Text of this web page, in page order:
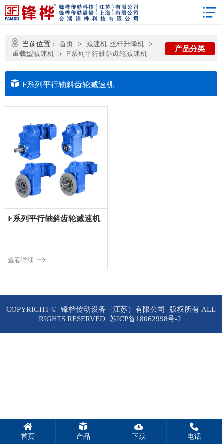
当前位置： 首页 > 减速机·丝杆升降机 >
重载型减速机 > F系列平行轴斜齿轮减速机
产品分类
F系列平行轴斜齿轮减速机
F系列平行轴斜齿轮减速机
...
查看详细
COPYRIGHT © 锋桦传动设备（江苏）有限公司
版权所有 ALL
RIGHTS RESERVED 苏ICP备18062998号-2
首页 产品 下载 电话